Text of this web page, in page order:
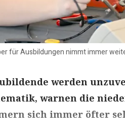
für Ausbildungen nimmt immer
werden
warnen die
sich immer öfter